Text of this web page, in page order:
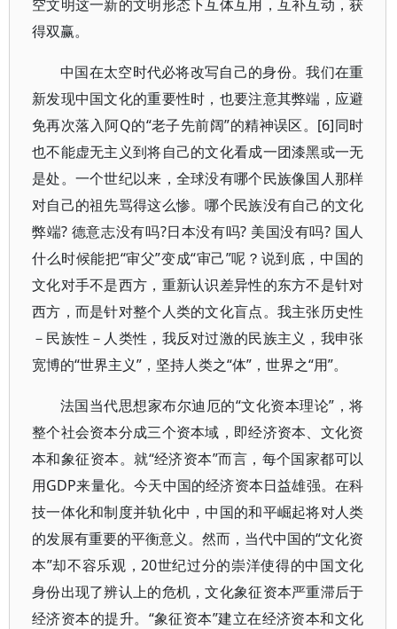
空文明这一新的文明形态下互体互用，互补互动，获
得双赢。
中国在太空时代必将改写自己的身份。我们在重
新发现中国文化的重要性时，也要注意其弊端，应避
免再次落入阿Q的“老子先前阔”的精神误区。[6]同时
也不能虚无主义到将自己的文化看成一团漆黑或一无
是处。一个世纪以来，全球没有哪个民族像国人那样
对自己的祖先骂得这么惨。哪个民族没有自己的文化
弊端? 德意志没有吗?日本没有吗? 美国没有吗? 国人
什么时候能把“审父”变成“审己”呢？说到底，中国的
文化对手不是西方，重新认识差异性的东方不是针对
西方，而是针对整个人类的文化盲点。我主张历史性
－民族性－人类性，我反对过激的民族主义，我申张
宽博的“世界主义”，坚持人类之“体”，世界之“用”。
法国当代思想家布尔迪厄的“文化资本理论”，将
整个社会资本分成三个资本域，即经济资本、文化资
本和象征资本。就“经济资本”而言，每个国家都可以
用GDP来量化。今天中国的经济资本日益雄强。在科
技一体化和制度并轨化中，中国的和平崛起将对人类
的发展有重要的平衡意义。然而，当代中国的“文化资
本”却不容乐观，20世纪过分的崇洋使得的中国文化
身份出现了辨认上的危机，文化象征资本严重滞后于
经济资本的提升。“象征资本”建立在经济资本和文化